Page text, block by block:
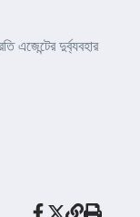
দুর্ব্যবহার